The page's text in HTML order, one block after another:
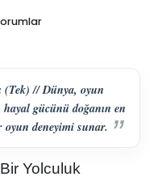
// Dünya, oyun
gücünü doğanın en
deneyimi sunar.
Yolculuk